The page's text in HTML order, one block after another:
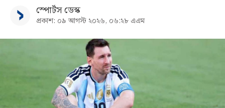
স্পোর্টস ডেস্ক
প্রকাশ: ০৯ আগস্ট ২০২৬, ০৬:২৮ এএম